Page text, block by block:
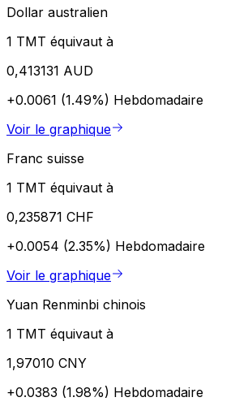
Dollar australien
1 TMT équivaut à
0,413131 AUD
+0.0061 (1.49%) Hebdomadaire
Voir le graphique
Franc suisse
1 TMT équivaut à
0,235871 CHF
+0.0054 (2.35%) Hebdomadaire
Voir le graphique
Yuan Renminbi chinois
1 TMT équivaut à
1,97010 CNY
+0.0383 (1.98%) Hebdomadaire